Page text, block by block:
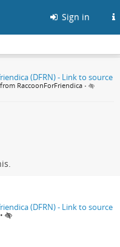
Sign in
RaccoonForFriendica •
•